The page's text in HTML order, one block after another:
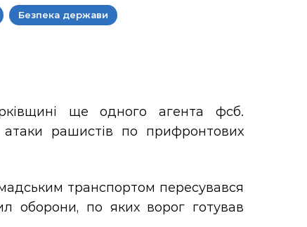
Безпека держави
ще одного агента фсб.
рашистів по прифронтових
транспортом пересувався
оборони, по яких ворог готував